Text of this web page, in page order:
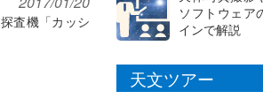
査機「カッシ
ソフトウェア
インで解説
天文ツアー